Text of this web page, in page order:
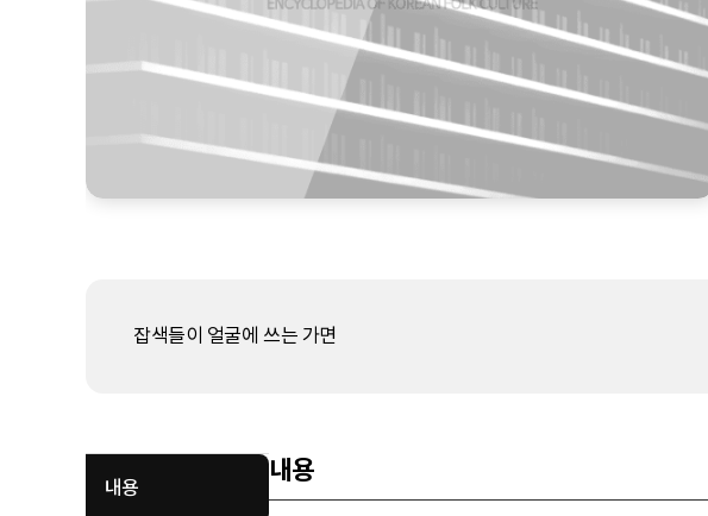
잡색들이 얼굴에 쓰는 가면
내용
내용